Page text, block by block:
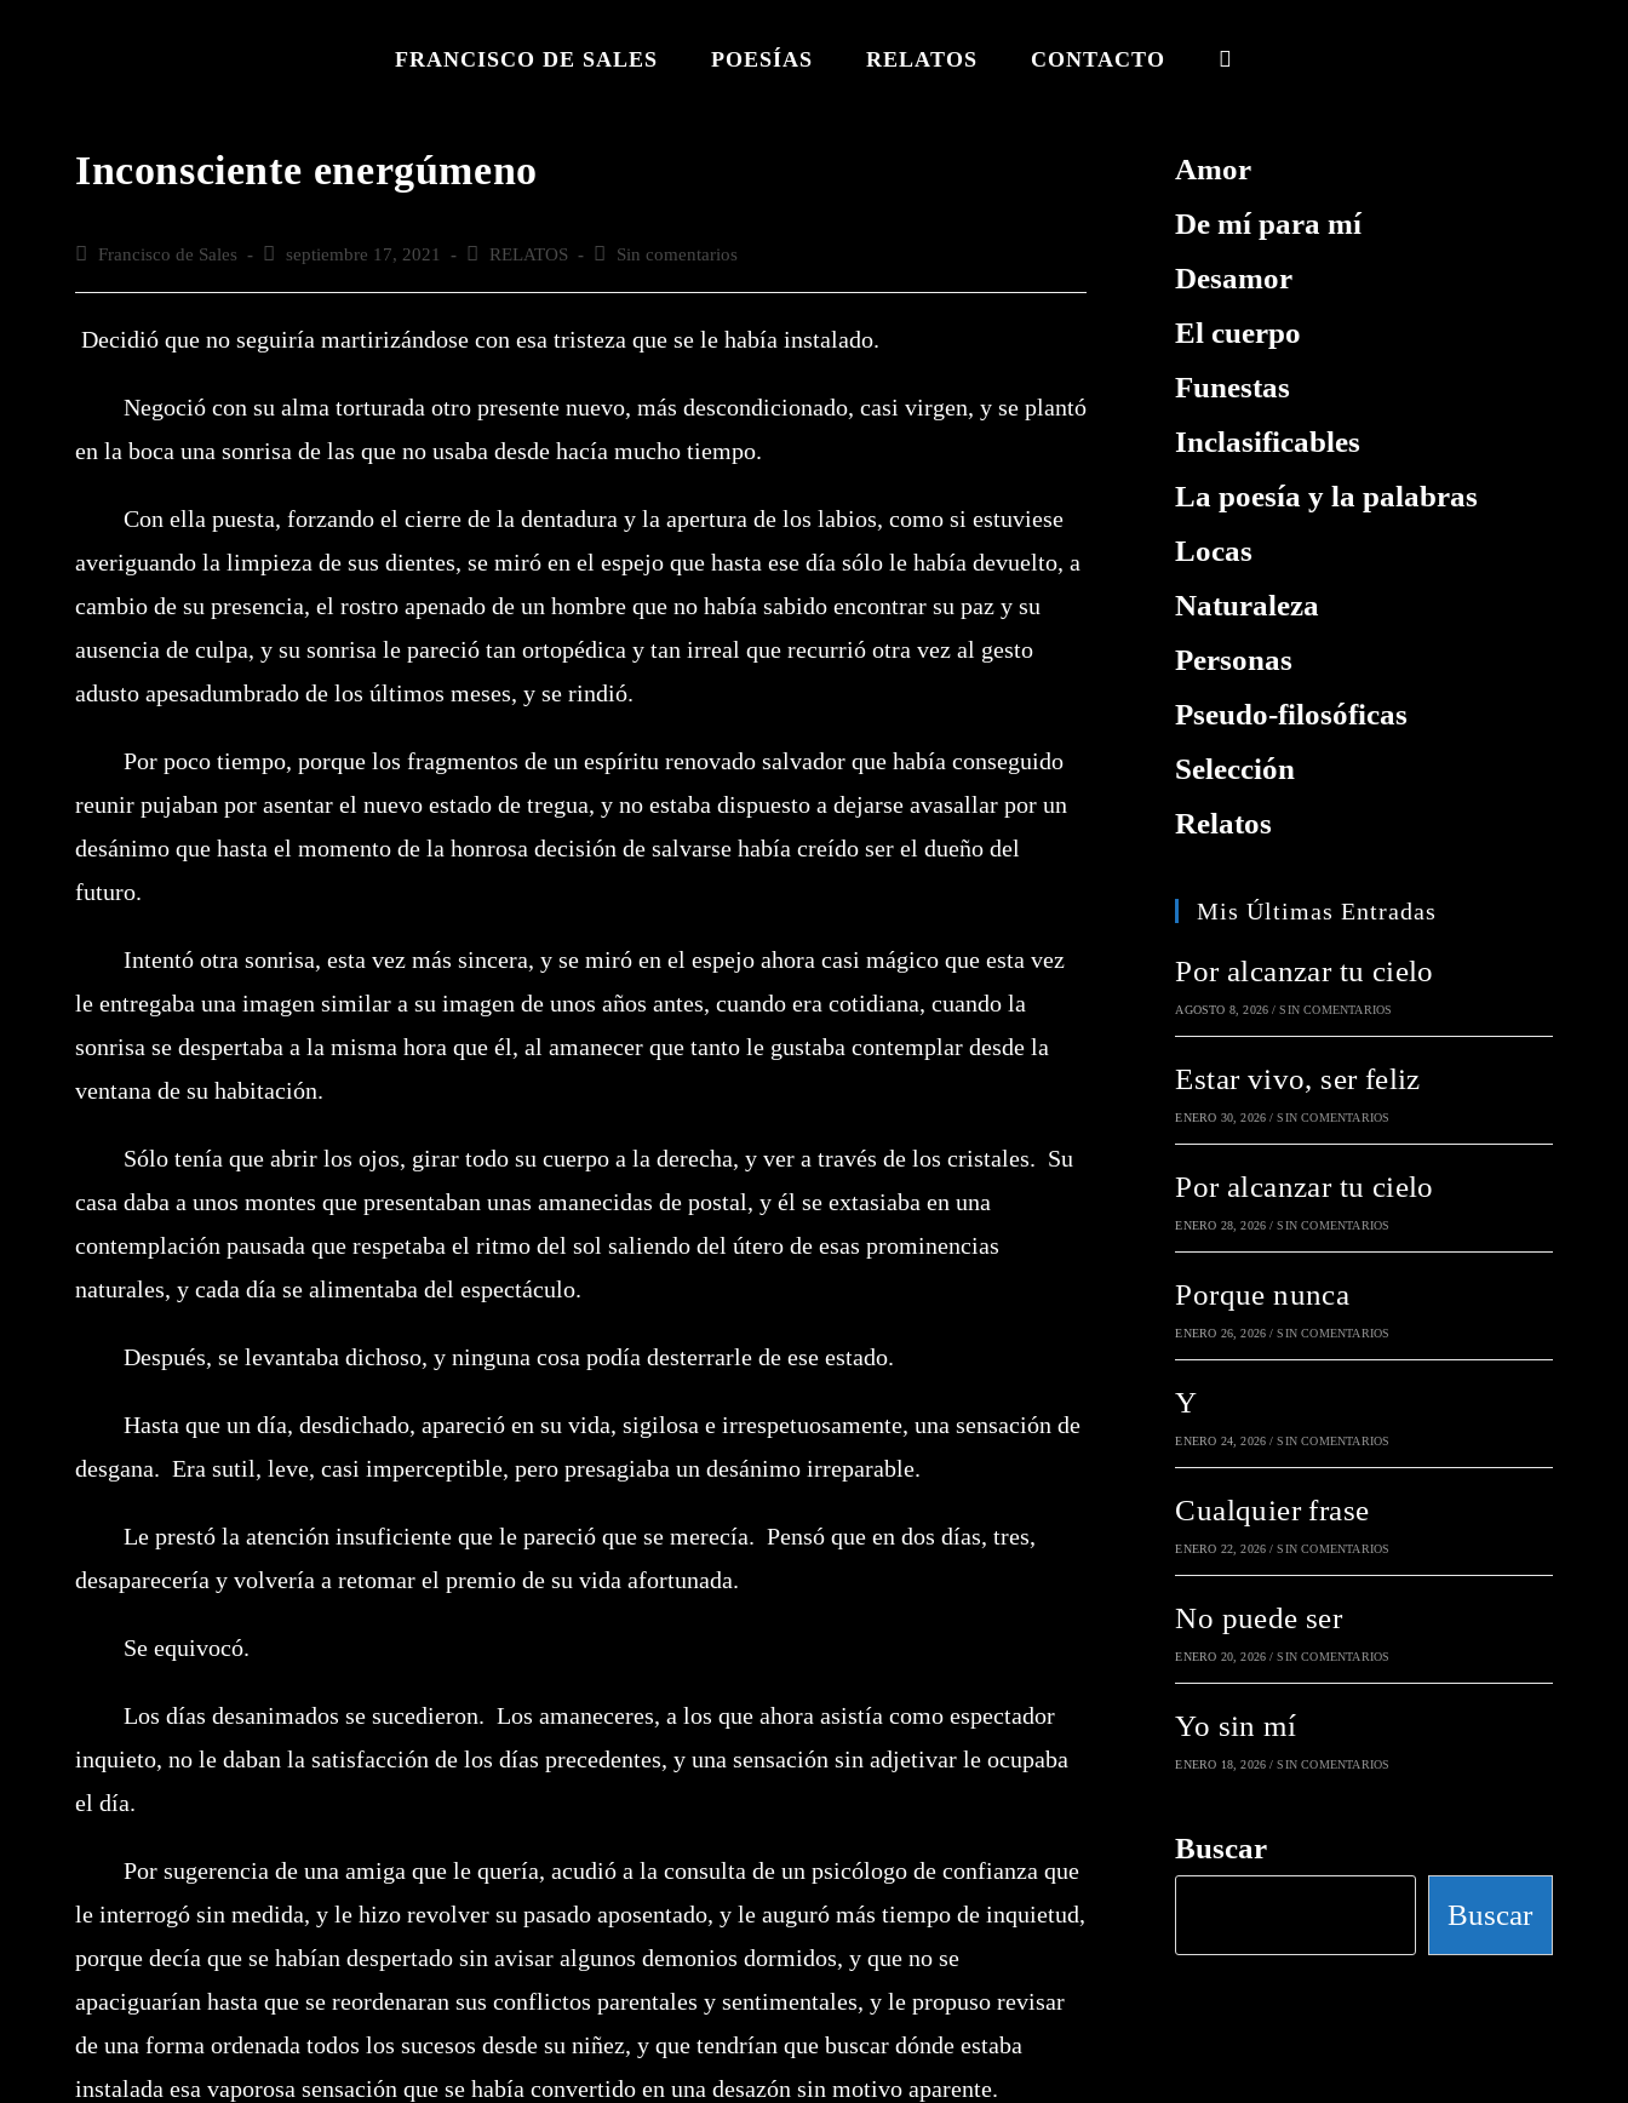
FRANCISCO DE SALES POESÍAS RELATOS CONTACTO
WEB
Inconsciente energúmeno
Autor
entrada:
Francisco de Sales
Publicación
entrada:
septiembre 17, 2021
Categoría
RELATOS
Comentarios
Sin comentarios
Decidió que no seguiría martirizándose con esa tristeza que se le había instalado.
Negoció con su alma torturada otro presente nuevo, más descondicionado, casi virgen, y se plantó
en la boca una sonrisa de las que no usaba desde hacía mucho tiempo.
Con ella puesta, forzando el cierre de la dentadura y la apertura de los labios, como si estuviese
averiguando la limpieza de sus dientes, se miró en el espejo que hasta ese día sólo le había devuelto, a
cambio de su presencia, el rostro apenado de un hombre que no había sabido encontrar su paz y su
ausencia de culpa, y su sonrisa le pareció tan ortopédica y tan irreal que recurrió otra vez al gesto
adusto apesadumbrado de los últimos meses, y se rindió.
Por poco tiempo, porque los fragmentos de un espíritu renovado salvador que había conseguido
reunir pujaban por asentar el nuevo estado de tregua, y no estaba dispuesto a dejarse avasallar por un
desánimo que hasta el momento de la honrosa decisión de salvarse había creído ser el dueño del
futuro.
Intentó otra sonrisa, esta vez más sincera, y se miró en el espejo ahora casi mágico que esta vez
le entregaba una imagen similar a su imagen de unos años antes, cuando era cotidiana, cuando la
sonrisa se despertaba a la misma hora que él, al amanecer que tanto le gustaba contemplar desde la
ventana de su habitación.
Sólo tenía que abrir los ojos, girar todo su cuerpo a la derecha, y ver a través de los cristales. Su
casa daba a unos montes que presentaban unas amanecidas de postal, y él se extasiaba en una
contemplación pausada que respetaba el ritmo del sol saliendo del útero de esas prominencias
naturales, y cada día se alimentaba del espectáculo.
Después, se levantaba dichoso, y ninguna cosa podía desterrarle de ese estado.
Hasta que un día, desdichado, apareció en su vida, sigilosa e irrespetuosamente, una sensación de
desgana. Era sutil, leve, casi imperceptible, pero presagiaba un desánimo irreparable.
Le prestó la atención insuficiente que le pareció que se merecía. Pensó que en dos días, tres,
desaparecería y volvería a retomar el premio de su vida afortunada.
Se equivocó.
Los días desanimados se sucedieron. Los amaneceres, a los que ahora asistía como espectador
inquieto, no le daban la satisfacción de los días precedentes, y una sensación sin adjetivar le ocupaba
el día.
Por sugerencia de una amiga que le quería, acudió a la consulta de un psicólogo de confianza que
le interrogó sin medida, y le hizo revolver su pasado aposentado, y le auguró más tiempo de inquietud,
porque decía que se habían despertado sin avisar algunos demonios dormidos, y que no se
apaciguarían hasta que se reordenaran sus conflictos parentales y sentimentales, y le propuso revisar
de una forma ordenada todos los sucesos desde su niñez, y que tendrían que buscar dónde estaba
instalada esa vaporosa sensación que se había convertido en una desazón sin motivo aparente.
Amor
De mí para mí
Desamor
El cuerpo
Funestas
Inclasificables
La poesía y la palabras
Locas
Naturaleza
Personas
Pseudo-filosóficas
Selección
Relatos
Mis Últimas Entradas
Por alcanzar tu cielo
AGOSTO 8, 2026 / SIN COMENTARIOS
Estar vivo, ser feliz
ENERO 30, 2026 / SIN COMENTARIOS
Por alcanzar tu cielo
ENERO 28, 2026 / SIN COMENTARIOS
Porque nunca
ENERO 26, 2026 / SIN COMENTARIOS
Y
ENERO 24, 2026 / SIN COMENTARIOS
Cualquier frase
ENERO 22, 2026 / SIN COMENTARIOS
No puede ser
ENERO 20, 2026 / SIN COMENTARIOS
Yo sin mí
ENERO 18, 2026 / SIN COMENTARIOS
Buscar
Buscar